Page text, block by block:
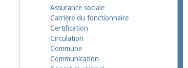
Assurance sociale
Carrière du fonctionnaire
Certification
Circulation
Commune
Communication